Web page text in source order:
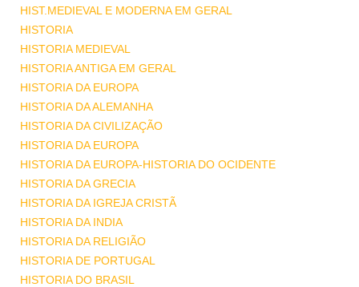
HIST.MEDIEVAL E MODERNA EM GERAL
HISTORIA
HISTORIA MEDIEVAL
HISTORIA ANTIGA EM GERAL
HISTORIA DA EUROPA
HISTORIA DA ALEMANHA
HISTORIA DA CIVILIZAÇÃO
HISTORIA DA EUROPA
HISTORIA DA EUROPA-HISTORIA DO OCIDENTE
HISTORIA DA GRECIA
HISTORIA DA IGREJA CRISTÃ
HISTORIA DA INDIA
HISTORIA DA RELIGIÃO
HISTORIA DE PORTUGAL
HISTORIA DO BRASIL